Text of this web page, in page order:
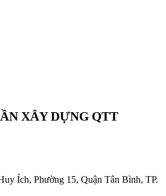
XÂY DỰNG QTT
Ích, Phường 15, Quận Tân Bình, TP.